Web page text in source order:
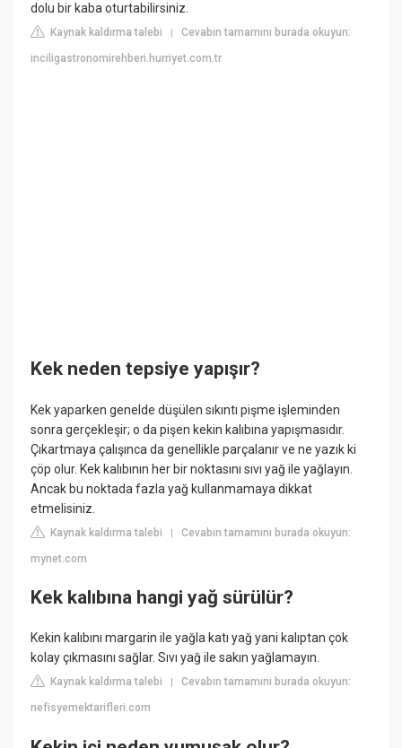
dolu bir kaba oturtabilirsiniz.
Kaynak kaldırma talebi |Cevabın tamamını burada okuyun:
inciligastronomirehberi.hurriyet.com.tr
Kek neden tepsiye yapışır?
Kek yaparken genelde düşülen sıkıntı pişme işleminden
sonra gerçekleşir; o da pişen kekin kalıbına yapışmasıdır.
Çıkartmaya çalışınca da genellikle parçalanır ve ne yazık ki
çöp olur. Kek kalıbının her bir noktasını sıvı yağ ile yağlayın.
Ancak bu noktada fazla yağ kullanmamaya dikkat
etmelisiniz.
Kaynak kaldırma talebi |Cevabın tamamını burada okuyun:
mynet.com
Kek kalıbına hangi yağ sürülür?
Kekin kalıbını margarin ile yağla katı yağ yani kalıptan çok
kolay çıkmasını sağlar. Sıvı yağ ile sakın yağlamayın.
Kaynak kaldırma talebi |Cevabın tamamını burada okuyun:
nefisyemektarifleri.com